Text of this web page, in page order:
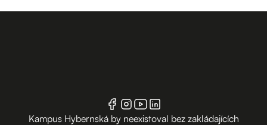
Kampus Hybernská by neexistoval bez zakládajících